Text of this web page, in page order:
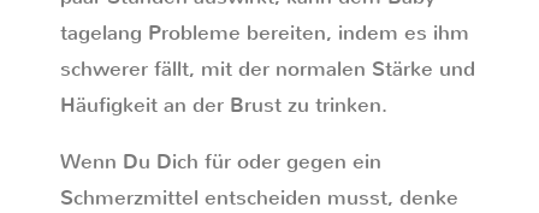
tagelang Probleme bereiten, indem es ihm
schwerer fällt, mit der normalen Stärke und
Häufigkeit an der Brust zu trinken.
Wenn Du Dich für oder gegen ein
Schmerzmittel entscheiden musst, denke